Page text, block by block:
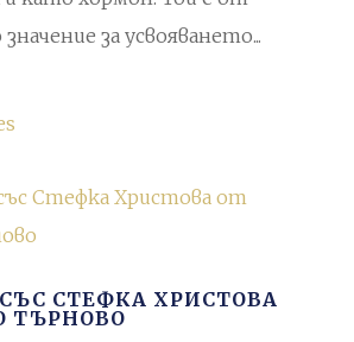
за усвояването...
СТЕФКА ХРИСТОВА
ТЪРНОВО